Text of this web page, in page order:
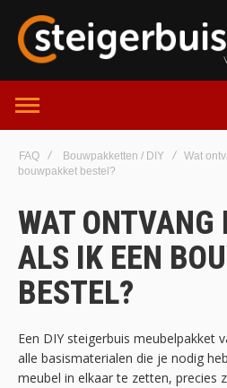
FAQ Bouwpakketten / DIY
Wat
bouwpakket bestel?
WAT ONTVANG
ALS IK EEN
BESTEL?
Een DIY steigerbuis meubelpakket
alle basismaterialen die je nodig
meubel in elkaar te zetten, precies